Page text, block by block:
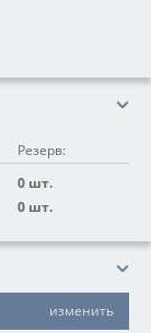
Резерв:
0 шт.
0 шт.
изменить